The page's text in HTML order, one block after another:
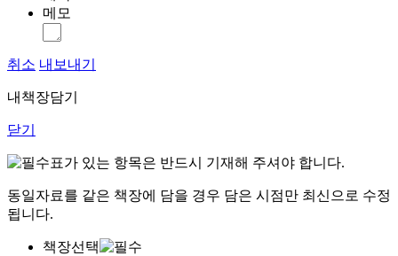
메모
취소 내보내기
내책장담기
닫기
표가 있는 항목은 반드시 기재해 주셔야 합니다.
동일자료를 같은 책장에 담을 경우 담은 시점만 최신으로 수정
됩니다.
책장선택